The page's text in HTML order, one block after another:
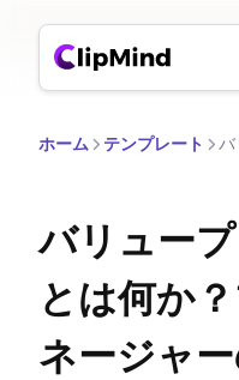
ホーム テンプレート
バリュー
とは何か
ネージャ